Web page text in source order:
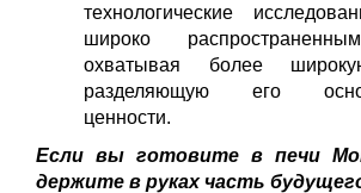
технологические
широко
охватывая более
разделяющую его
ценности.
Если вы готовите в печи
держите в руках часть